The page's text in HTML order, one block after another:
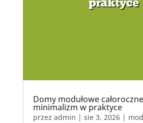
Domy modułowe
minimalizm w praktyce
przez admin | sie 3, 2026|